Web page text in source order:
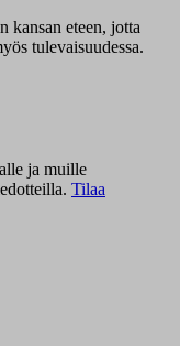
kansan eteen, jotta
tulevaisuudessa.
ja muille
Tilaa